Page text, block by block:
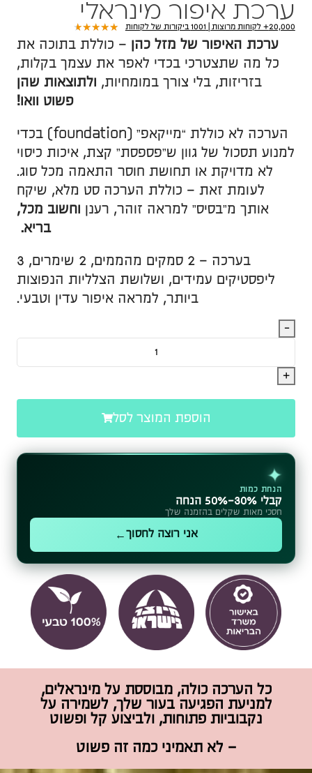
ערכת איפור מינראלי
20,000+ לקוחות מרוצות | 1001 ביקורות של לקוחות ★
★
★
★
★
ערכת האיפור של מזל כהן – כוללת בתוכה את
כל מה שתצטרכי בכדי לאפר את עצמך בקלות,
בזריזות, בלי צורך במומחיות, ולתוצאות שהן
פשוט וואו!
הערכה לא כוללת “מייקאפ” (foundation) בכדי
למנוע תסכול של גוון ש”פספסת” קצת, איכות כיסוי
לא מדויקת או תחושת חוסר התאמה מכל סוג.
לעומת זאת – כוללת הערכה סט מלא, שיקח
אותך מ”בסיס” למראה זוהר, רענן וחשוב מכל,
בריא.
בערכה – 2 סמקים מהממים, 2 שימרים, 3
ליפסטיקים עמידים, ושלושת הצלליות הנפוצות
ביותר, למראה איפור עדין וטבעי.
הוספת המוצר לסל
✦
הנחת כמות
קבלי 30%-50% הנחה
חסכי מאות שקלים בהזמנה שלך
אני רוצה לחסוך←
כל הערכה כולה, מבוססת על מינראלים,
למניעת הפגיעה בעור שלך, לשמירה על
נקבוביות פתוחות, ולביצוע קל ופשוט
– לא תאמיני כמה זה פשוט